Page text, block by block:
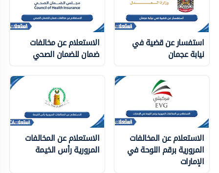
استفسار عن قضية في
نيابة عجمان
الاستعلام عن مخالفات
ضمان للضمان الصحي
الاستعلام عن المخالفات
المرورية برقم اللوحة في
الإمارات
الاستعلام عن المخالفات
المرورية رأس الخيمة